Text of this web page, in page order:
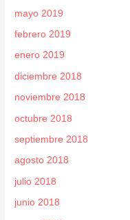
mayo 2019
febrero 2019
enero 2019
diciembre 2018
noviembre 2018
octubre 2018
septiembre 2018
agosto 2018
julio 2018
junio 2018